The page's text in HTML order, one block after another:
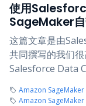
使用
SageMaker自
这篇文章是由
共同撰写的我们
Salesforce Data
Amazon SageMaker
Amazon SageMaker